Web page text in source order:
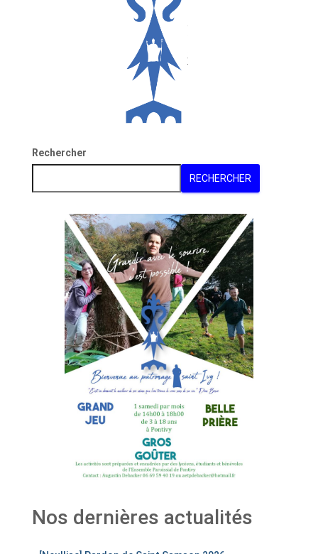
Rechercher
RECHERCHER
Nos dernières actualités